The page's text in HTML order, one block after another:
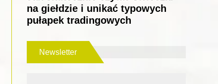
na giełdzie i unikać typowych
pułapek tradingowych
Newsletter